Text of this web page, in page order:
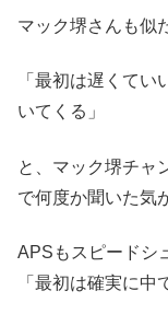
マック堺さんも似
「最初は遅くて
いてくる」
と、マック堺チャ
で何度か聞いた気
APSもスピードシ
「最初は確実に中